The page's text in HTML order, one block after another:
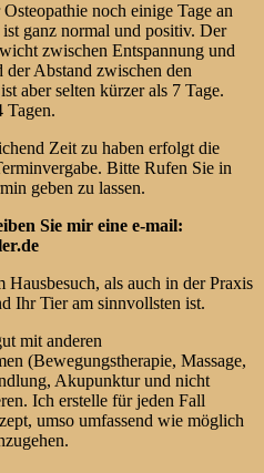
noch einige Tage an
ganz normal und positiv. Der
zwischen Entspannung und
Abstand zwischen den
aber selten kürzer als 7 Tage.
Tagen.
Zeit zu haben erfolgt die
Bitte Rufen Sie in
geben zu lassen.
Sie mir eine e-mail:
als auch in der Praxis
Ihr Tier am sinnvollsten ist.
mit anderen
(Bewegungstherapie, Massage,
Akupunktur und nicht
Ich erstelle für jeden Fall
umso umfassend wie möglich